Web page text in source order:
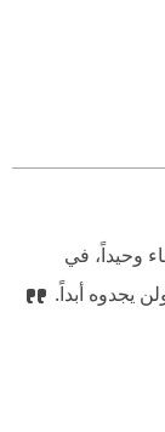
وحيداً، في
يجدوه أبداً.